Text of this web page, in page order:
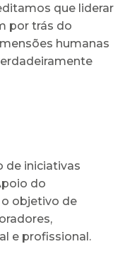
que liderar
por trás do
humanas
de iniciativas
do
o objetivo de
e profissional.